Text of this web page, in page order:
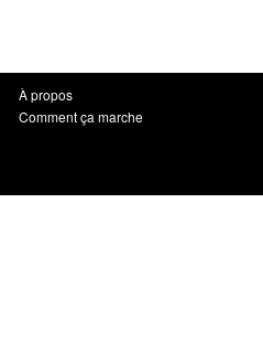
À propos
Comment ça marche